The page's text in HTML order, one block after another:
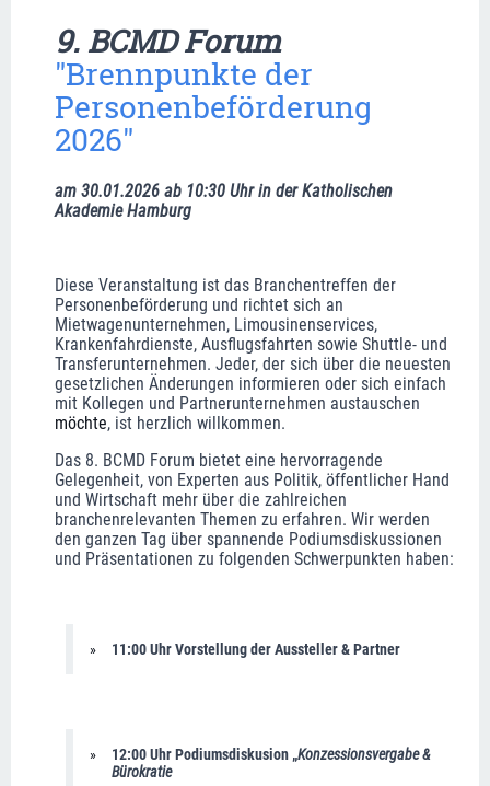
9. BCMD Forum
"Brennpunkte der
Personenbeförderung
2026"
am 30.01.2026 ab 10:30 Uhr in der Katholischen
Akademie Hamburg
Diese Veranstaltung ist das Branchentreffen der
Personenbeförderung und richtet sich an
Mietwagenunternehmen, Limousinenservices,
Krankenfahrdienste, Ausflugsfahrten sowie Shuttle- und
Transferunternehmen. Jeder, der sich über die neuesten
gesetzlichen Änderungen informieren oder sich einfach
möchte, ist herzlich willkommen.
Das 8. BCMD Forum bietet eine hervorragende
Gelegenheit, von Experten aus Politik, öffentlicher Hand
und Wirtschaft mehr über die zahlreichen
branchenrelevanten Themen zu erfahren. Wir werden
den ganzen Tag über spannende Podiumsdiskussionen
und Präsentationen zu folgenden Schwerpunkten haben:
11:00 Uhr Vorstellung der Aussteller & Partner
12:00 Uhr Podiumsdiskusion „Konzessionsvergabe &
Bürokratie